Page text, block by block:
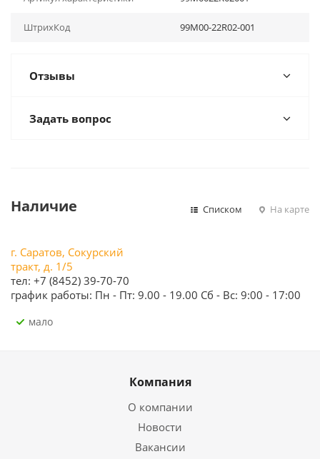
ШтрихКод 99M00-22R02-001
Отзывы
Задать вопрос
Наличие Списком На карте
г. Саратов, Сокурский
тракт, д. 1/5
тел: +7 (8452) 39-70-70
график работы: Пн - Пт: 9.00 - 19.00 Сб - Вс: 9:00 - 17:00
Мало
Компания
О компании
Новости
Вакансии